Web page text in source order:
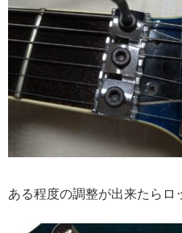
ある程度の調整が出来たらロ